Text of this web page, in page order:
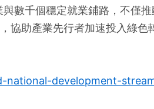
數千個穩定就業鋪路，不僅
協助產業先行者加速投入綠色
national-development-